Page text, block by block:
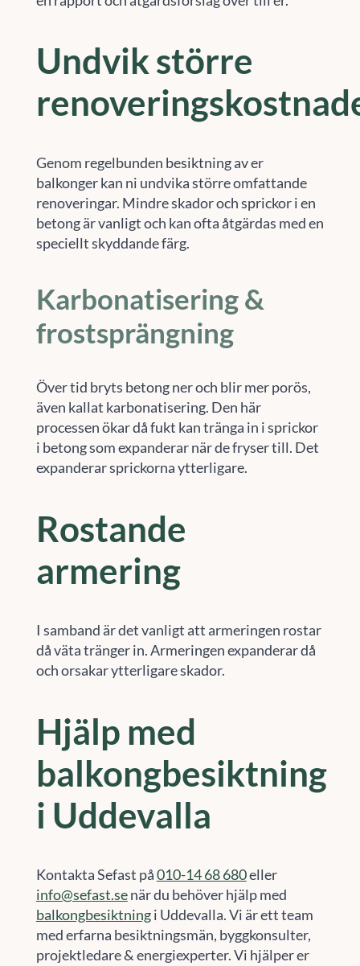
Undvik större
Genom regelbunden besiktning av er
balkonger kan ni undvika större omfattande
renoveringar. Mindre skador och sprickor i en
betong är vanligt och kan ofta åtgärdas med en
speciellt skyddande färg.
Karbonatisering &
frostsprängning
Över tid bryts betong ner och blir mer porös,
även kallat karbonatisering. Den här
processen ökar då fukt kan tränga in i sprickor
i betong som expanderar när de fryser till. Det
expanderar sprickorna ytterligare.
Rostande
armering
I samband är det vanligt att armeringen rostar
då väta tränger in. Armeringen expanderar då
och orsakar ytterligare skador.
Hjälp med
balkongbesiktning
i Uddevalla
Kontakta Sefast på010-14 68 680eller
info@sefast.senär du behöver hjälp med
balkongbesiktningi Uddevalla. Vi är ett team
med erfarna besiktningsmän, byggkonsulter,
projektledare & energiexperter. Vi hjälper er